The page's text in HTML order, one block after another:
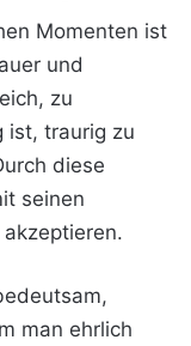
Momenten ist
und
zu
ist, traurig zu
diese
seinen
man ehrlich